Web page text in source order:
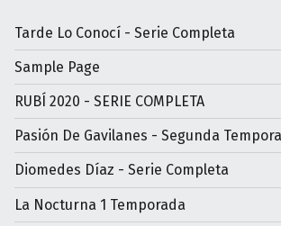
Tarde Lo Conocí - Serie Completa
Sample Page
RUBÍ 2020 - SERIE COMPLETA
Pasión De Gavilanes - Segunda
Diomedes Díaz - Serie Completa
La Nocturna 1 Temporada